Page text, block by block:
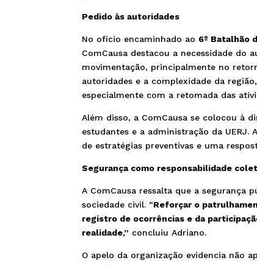
Pedido às autoridades
No ofício encaminhado ao 6º Batalhão
ComCausa destacou a necessidade
movimentação, principalmente no
autoridades e a complexidade da
especialmente com a retomada das
Além disso, a ComCausa se colocou à
estudantes e a administração da
de estratégias preventivas e uma
Segurança como responsabilidade
A ComCausa ressalta que a segurança
sociedade civil. “Reforçar o
registro de ocorrências e da
realidade,” concluiu Adriano.
O apelo da organização evidencia não